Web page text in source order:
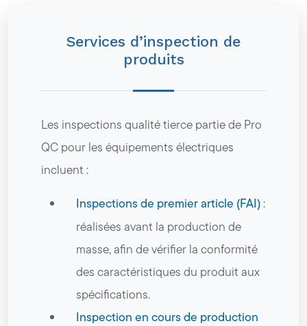
Services d’inspection de
produits
Les inspections qualité tierce partie de Pro
QC pour les équipements électriques
incluent :
Inspections de premier article (FAI):
réalisées avant la production de
masse, afin de vérifier la conformité
des caractéristiques du produit aux
spécifications.
Inspection en cours de production